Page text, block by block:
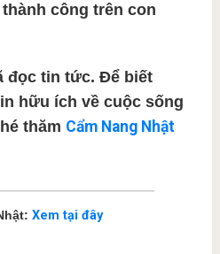
công trên con
đọc tin tức. Để biết
hữu ích về cuộc sống
thăm Cẩm Nang Nhật
Xem tại đây